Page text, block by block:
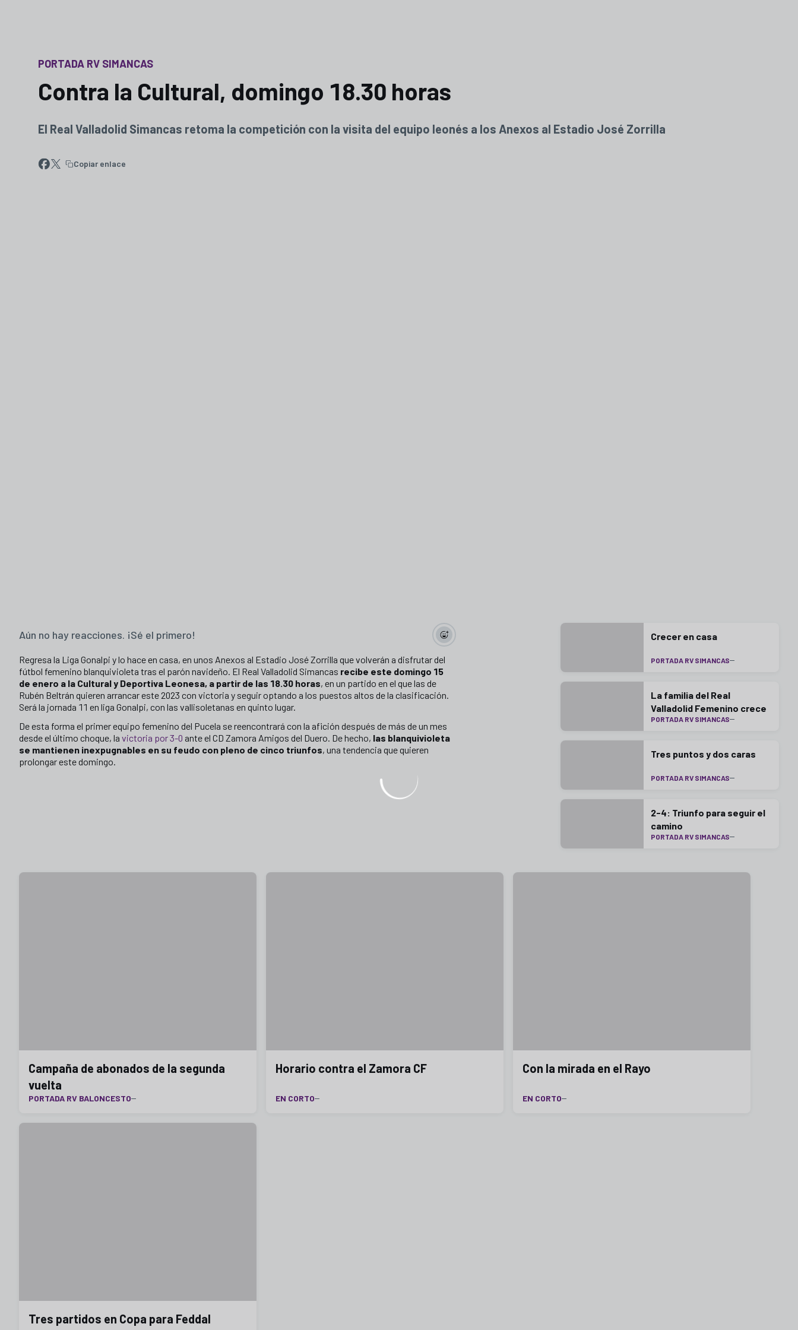
PORTADA RV SIMANCAS
Contra la Cultural, domingo 18.30 horas
El Real Valladolid Simancas retoma la competición con la visita del equipo leonés a los Anexos al Estadio José Zorrilla
Copiar enlace
Aún no hay reacciones. ¡Sé el primero!
Regresa la Liga Gonalpi y lo hace en casa, en unos Anexos al Estadio José Zorrilla que volverán a disfrutar del
fútbol femenino blanquivioleta tras el parón navideño. El Real Valladolid Simancas recibe este domingo 15
de enero a la Cultural y Deportiva Leonesa, a partir de las 18.30 horas, en un partido en el que las de
Rubén Beltrán quieren arrancar este 2023 con victoria y seguir optando a los puestos altos de la clasificación.
Será la jornada 11 en liga Gonalpi, con las vallisoletanas en quinto lugar.
De esta forma el primer equipo femenino del Pucela se reencontrará con la afición después de más de un mes
desde el último choque, la victoria por 3-0 ante el CD Zamora Amigos del Duero. De hecho, las blanquivioleta
se mantienen inexpugnables en su feudo con pleno de cinco triunfos, una tendencia que quieren
prolongar este domingo.
Crecer en casa
PORTADA RV SIMANCAS
La familia del Real
Valladolid Femenino crece
PORTADA RV SIMANCAS
Tres puntos y dos caras
PORTADA RV SIMANCAS
2-4: Triunfo para seguir el
camino
PORTADA RV SIMANCAS
Campaña de abonados de la segunda
vuelta
PORTADA RV BALONCESTO
Horario contra el Zamora CF
EN CORTO
Con la mirada en el Rayo
EN CORTO
Tres partidos en Copa para Feddal